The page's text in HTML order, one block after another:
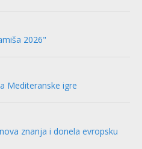
2026"
Mediteranske igre
znanja i donela evropsku